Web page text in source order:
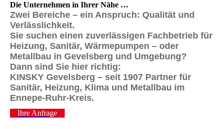
Die Unternehmen in Ihrer Nähe …
Zwei Bereiche – ein Anspruch: Qualität und
Verlässlichkeit.
Sie suchen einen zuverlässigen Fachbetrieb für
Heizung, Sanitär, Wärmepumpen – oder
Metallbau in Gevelsberg und Umgebung?
Dann sind Sie hier richtig:
KINSKY Gevelsberg – seit 1907 Partner für
Sanitär, Heizung, Klima und Metallbau im
Ennepe-Ruhr-Kreis.
Ihre Anfrage